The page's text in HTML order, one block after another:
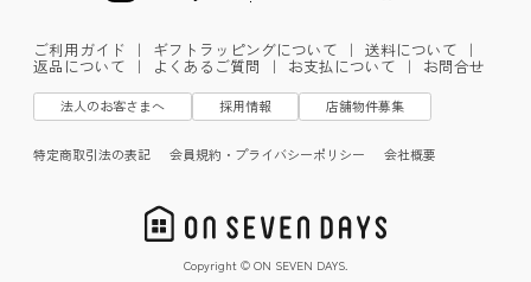
ご利用ガイド ｜ ギフトラッピングについて ｜ 送料について ｜
返品について ｜ よくあるご質問 ｜ お支払について ｜ お問合せ
法人のお客さまへ 採用情報 店舗物件募集
特定商取引法の表記 会員規約・プライバシーポリシー 会社概要
Copyright © ON SEVEN DAYS.